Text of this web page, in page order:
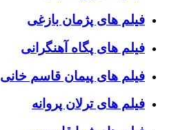
فیلم های پژمان بازغی
فیلم های پگاه آهنگرانی
فیلم های پیمان قاسم خانی
فیلم های ترلان پروانه